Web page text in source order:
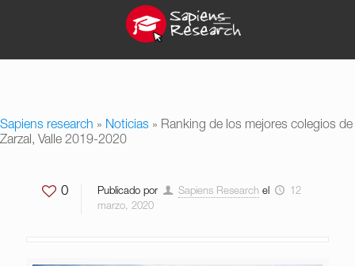
Sapiens research » Noticias » Ranking de los mejores colegios de
Zarzal, Valle 2019-2020
0 Publicado por Sapiens Research el
12
marzo, 2020